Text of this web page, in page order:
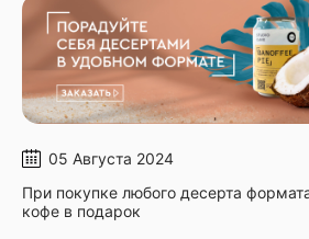
05 Августа 2024
При покупке любого десерта
кофе в подарок